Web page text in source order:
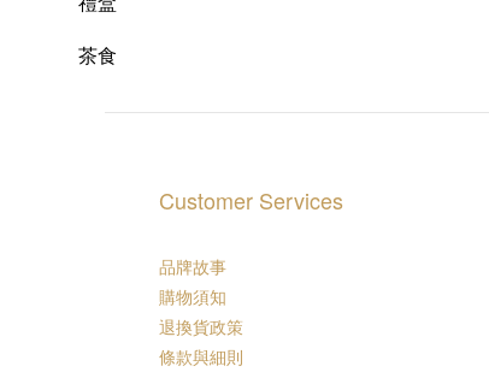
茶食
Customer Services
品牌故事
購物須知
退換貨政策
條款與細則